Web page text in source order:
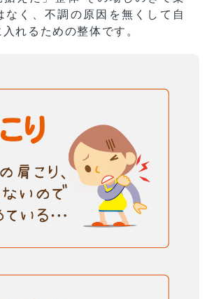
なく、不調の原因を無くして自
れるための整体です。